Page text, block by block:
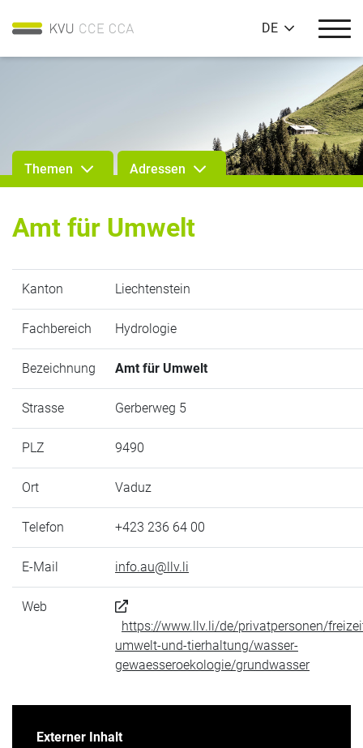
DE
Themen Adressen
Amt für Umwelt
Kanton Liechtenstein
Fachbereich Hydrologie
Bezeichnung Amt für Umwelt
Strasse Gerberweg 5
PLZ 9490
Ort Vaduz
Telefon +423 236 64 00
E-Mail info.au@llv.li
Web
https://www.llv.li/de/privatpersonen/
umwelt-und-tierhaltung/wasser-
gewaesseroekologie/grundwasser
Externer Inhalt